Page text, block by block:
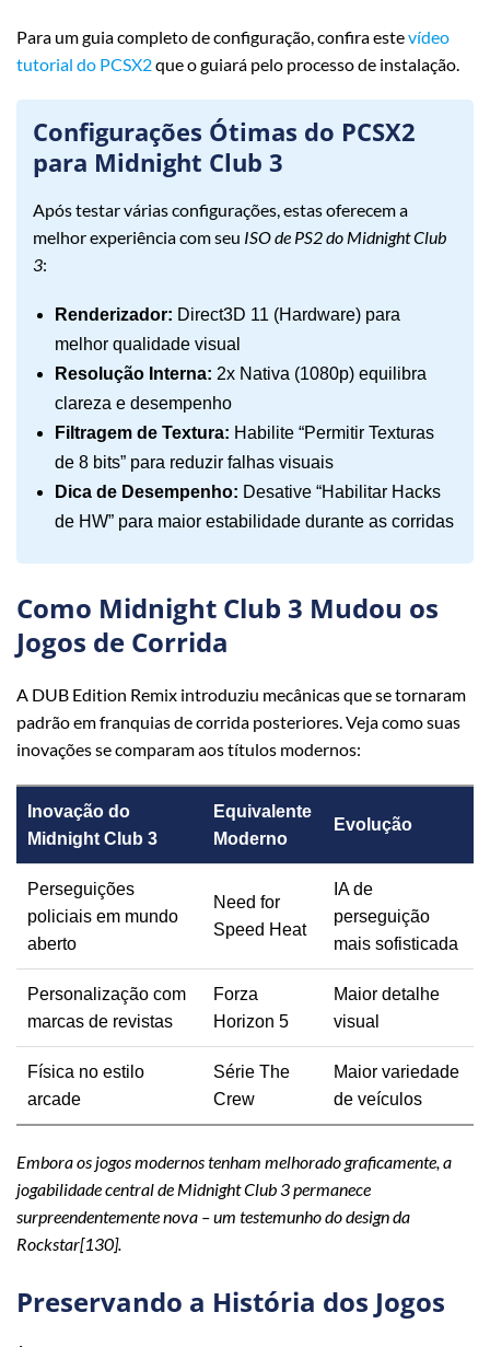
Para um guia completo de configuração, confira estevídeo
tutorial do PCSX2que o guiará pelo processo de instalação.
Configurações Ótimas do PCSX2
para Midnight Club 3
Após testar várias configurações, estas oferecem a
melhor experiência com seu ISO de PS2 do Midnight Club
3:
Renderizador: Direct3D 11 (Hardware) para
melhor qualidade visual
Resolução Interna: 2x Nativa (1080p) equilibra
clareza e desempenho
Filtragem de Textura: Habilite “Permitir Texturas
de 8 bits” para reduzir falhas visuais
Dica de Desempenho: Desative “Habilitar Hacks
de HW” para maior estabilidade durante as corridas
Como Midnight Club 3 Mudou os
Jogos de Corrida
A DUB Edition Remix introduziu mecânicas que se tornaram
padrão em franquias de corrida posteriores. Veja como suas
inovações se comparam aos títulos modernos:
Inovação do
Midnight Club 3
Equivalente
Moderno
Evolução
Perseguições
policiais em mundo
aberto
Need for
Speed Heat
IA de
perseguição
mais sofisticada
Personalização com
marcas de revistas
Forza
Horizon 5
Maior detalhe
visual
Física no estilo
arcade
Série The
Crew
Maior variedade
de veículos
Embora os jogos modernos tenham melhorado graficamente, a
jogabilidade central de Midnight Club 3 permanece
surpreendentemente nova – um testemunho do design da
Rockstar[130].
Preservando a História dos Jogos